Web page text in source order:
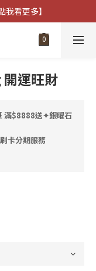
看更多】
看更多】
件75折
運旺財
滿$8888送✦銀曜石
卡分期服務